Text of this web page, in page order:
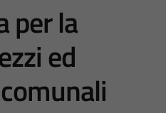
per la
ed